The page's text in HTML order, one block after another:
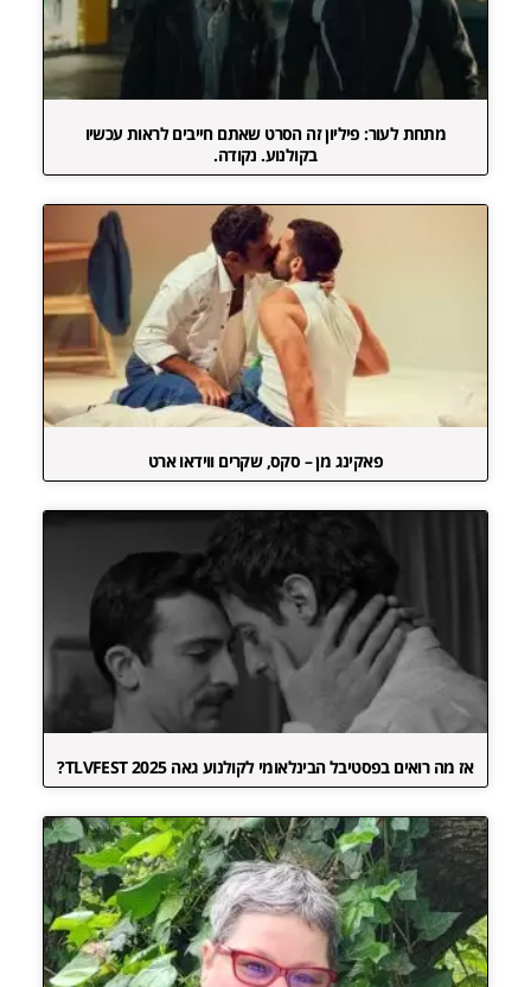
מתחת לעור: פיליון זה הסרט שאתם חייבים לראות עכשיו
בקולנוע. נקודה.
פאקינג מן – סקס, שקרים ווידאו ארט
אז מה רואים בפסטיבל הבינלאומי לקולנוע גאה TLVFEST 2025?